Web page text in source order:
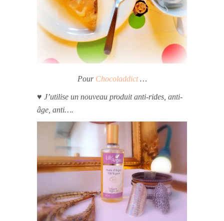
Pour Chocoladdict…
♥ J’utilise un nouveau produit anti-rides, anti-
âge, anti….